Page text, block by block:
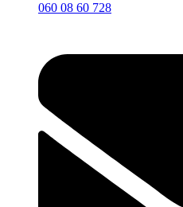
060 08 60 728